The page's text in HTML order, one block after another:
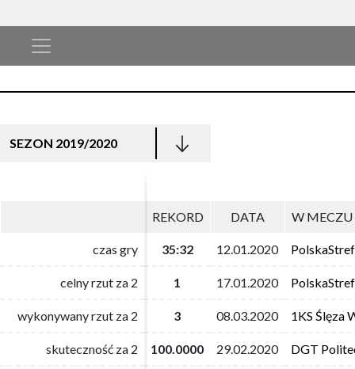
SEZON 2019/2020
REKORD DATA W MECZU
czas gry 35:32 12.01.2020
celny rzut za 2 1 17.01.2020
wykonywany rzut za 2 3 08.03.2020 1KS Ślęza
skuteczność za 2 100.0000 29.02.2020 DGT
REKORD DATA W MECZU
czas gry 35:32 12.01.2020
celny rzut za 2 1 17.01.2020
wykonywany rzut za 2 3 08.03.2020 1KS Ślęza
skuteczność za 2 100.0000 29.02.2020 DGT